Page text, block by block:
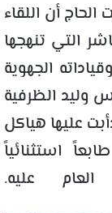
أن اللقاء
التي تنهجها
الجهوية
وليد الظرفية
عليها هياكل
استثنائياً
عليه.